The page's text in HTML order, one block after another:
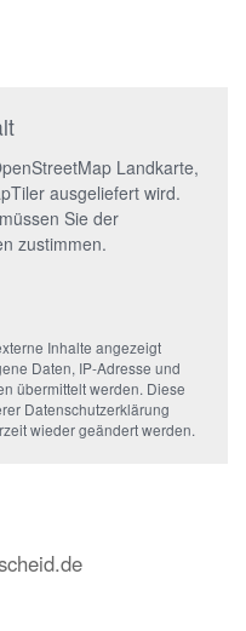
Landkarte,
ausgeliefert wird.
Sie der
zustimmen.
Inhalte angezeigt
Daten, IP-Adresse und
übermittelt werden. Diese
Datenschutzerklärung
wieder geändert werden.